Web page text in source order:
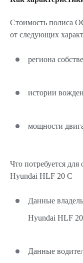
Стоимость полиса
от следующих
региона
истории
мощности
Что потребуется
Hyundai HLF 20 C
Данные
Hyundai HLF
Данные